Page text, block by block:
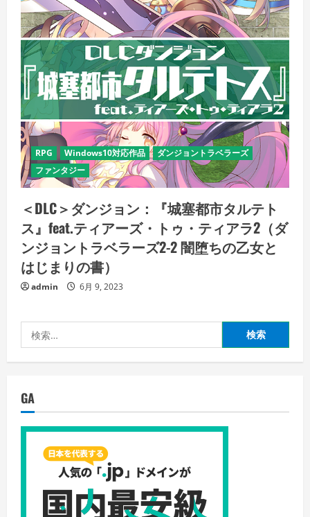
RPG Windows10対応作品
ダンジョントラベラーズ
ファンタジー
＜DLC＞ダンジョン：『城塞都市タルテト
ス』feat.ティアーズ・トゥ・ティアラ2（ダ
ンジョントラベラーズ2-2 闇堕ちの乙女と
はじまりの書）
admin 6月 9, 2023
索:
GA